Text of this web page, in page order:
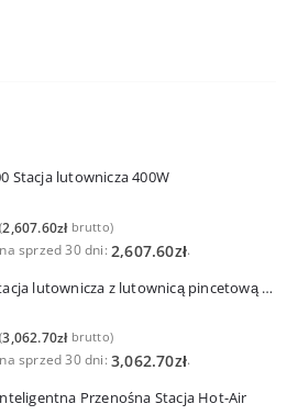
Stacja lutownicza 400W
(2,607.60złbrutto)
sprzed 30 dni: 2,607.60zł.
Quick TS6 Stacja lutownicza z lutownicą pincetową 60W
(3,062.70złbrutto)
sprzed 30 dni: 3,062.70zł.
Przenośna Stacja Hot-Air